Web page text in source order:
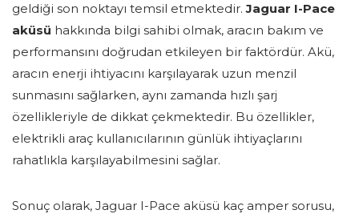
geldiği son noktayı temsil etmektedir.Jaguar I-Pace
aküsü hakkında bilgi sahibi olmak, aracın bakım ve
performansını doğrudan etkileyen bir faktördür. Akü,
aracın enerji ihtiyacını karşılayarak uzun menzil
sunmasını sağlarken, aynı zamanda hızlı şarj
özellikleriyle de dikkat çekmektedir. Bu özellikler,
elektrikli araç kullanıcılarının günlük ihtiyaçlarını
rahatlıkla karşılayabilmesini sağlar.
Sonuç olarak, Jaguar I-Pace aküsü kaç amper sorusu,